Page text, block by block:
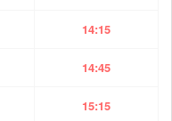
14:15
14:45
15:15